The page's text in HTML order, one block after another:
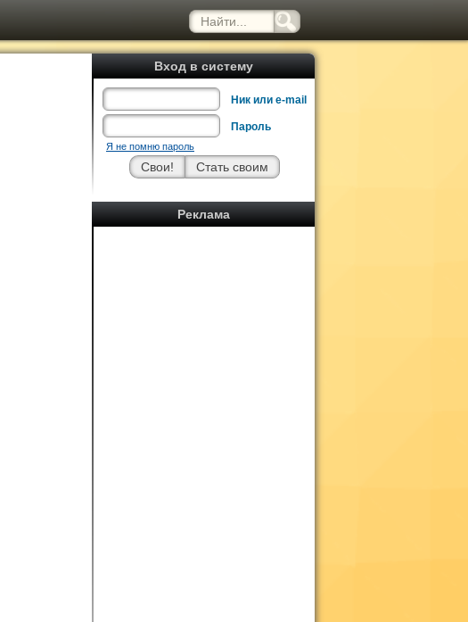
Вход в систему
Ник или e-mail
Пароль
Я не помню пароль
Реклама